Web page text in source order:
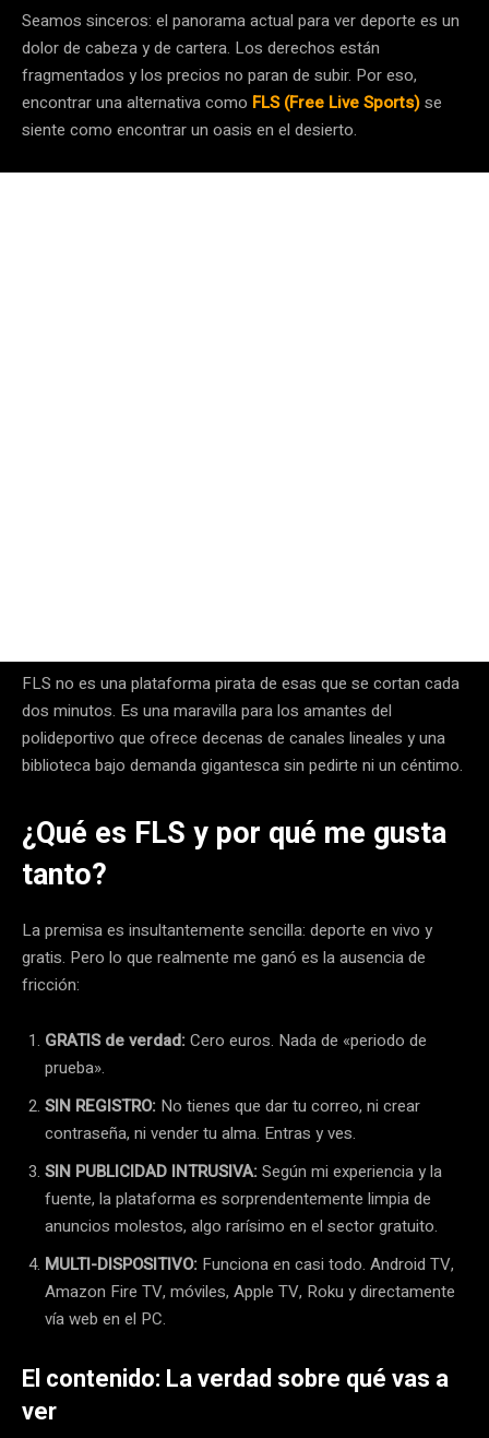
Seamos sinceros: el panorama actual para ver deporte es un
dolor de cabeza y de cartera. Los derechos están
fragmentados y los precios no paran de subir. Por eso,
encontrar una alternativa como FLS (Free Live Sports)se
siente como encontrar un oasis en el desierto.
FLS no es una plataforma pirata de esas que se cortan cada
dos minutos. Es una maravilla para los amantes del
polideportivo que ofrece decenas de canales lineales y una
biblioteca bajo demanda gigantesca sin pedirte ni un céntimo.
¿Qué es FLS y por qué me gusta
tanto?
La premisa es insultantemente sencilla: deporte en vivo y
gratis. Pero lo que realmente me ganó es la ausencia de
fricción:
GRATIS de verdad:Cero euros. Nada de «periodo de
prueba».
SIN REGISTRO: No tienes que dar tu correo, ni crear
contraseña, ni vender tu alma. Entras y ves.
SIN PUBLICIDAD INTRUSIVA:Según mi experiencia y la
fuente, la plataforma es sorprendentemente limpia de
anuncios molestos, algo rarísimo en el sector gratuito.
MULTI-DISPOSITIVO: Funciona en casi todo. Android TV,
Amazon Fire TV, móviles, Apple TV, Roku y directamente
vía web en el PC.
El contenido: La verdad sobre qué vas a
ver